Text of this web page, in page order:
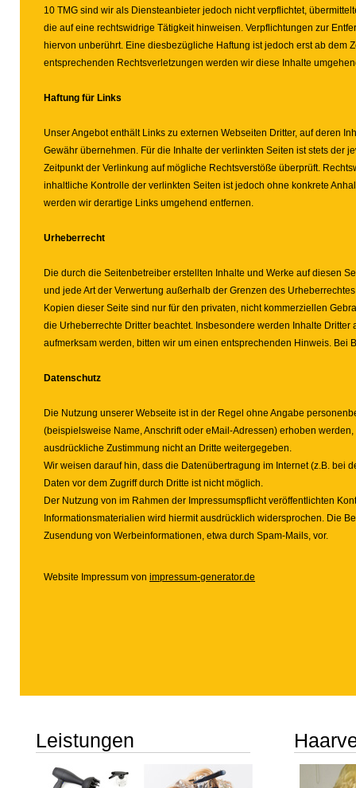
10 TMG sind wir als Diensteanbieter jedoch nicht verpflichtet,
die auf eine rechtswidrige Tätigkeit hinweisen. Verpflichtungen zur
hiervon unberührt. Eine diesbezügliche Haftung ist jedoch erst ab
entsprechenden Rechtsverletzungen werden wir diese Inhalte
Haftung für Links
Unser Angebot enthält Links zu externen Webseiten Dritter, auf deren
Gewähr übernehmen. Für die Inhalte der verlinkten Seiten ist stets der
Zeitpunkt der Verlinkung auf mögliche Rechtsverstöße überprüft.
inhaltliche Kontrolle der verlinkten Seiten ist jedoch ohne konkrete
werden wir derartige Links umgehend entfernen.
Urheberrecht
Die durch die Seitenbetreiber erstellten Inhalte und Werke auf diesen
und jede Art der Verwertung außerhalb der Grenzen des
Kopien dieser Seite sind nur für den privaten, nicht kommerziellen
die Urheberrechte Dritter beachtet. Insbesondere werden Inhalte
aufmerksam werden, bitten wir um einen entsprechenden Hinweis.
Datenschutz
Die Nutzung unserer Webseite ist in der Regel ohne Angabe
(beispielsweise Name, Anschrift oder eMail-Adressen) erhoben
ausdrückliche Zustimmung nicht an Dritte weitergegeben.
Wir weisen darauf hin, dass die Datenübertragung im Internet (z.B. bei
Daten vor dem Zugriff durch Dritte ist nicht möglich.
Der Nutzung von im Rahmen der Impressumspflicht veröffentlichten
Informationsmaterialien wird hiermit ausdrücklich widersprochen. Die
Zusendung von Werbeinformationen, etwa durch Spam-Mails, vor.
Website Impressum von impressum-generator.de
Leistungen